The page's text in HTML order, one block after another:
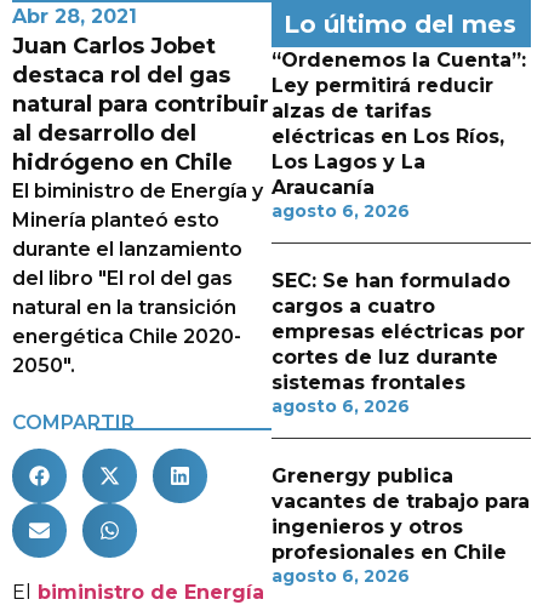
Abr 28, 2021
Juan Carlos Jobet
destaca rol del gas
natural para contribuir
al desarrollo del
hidrógeno en Chile
El biministro de Energía y
Minería planteó esto
durante el lanzamiento
del libro "El rol del gas
natural en la transición
energética Chile 2020-
2050".
COMPARTIR
El
biministro de Energía
Lo último del mes
“Ordenemos la Cuenta”:
Ley permitirá reducir
alzas de tarifas
eléctricas en Los Ríos,
Los Lagos y La
Araucanía
agosto 6, 2026
SEC: Se han formulado
cargos a cuatro
empresas eléctricas por
cortes de luz durante
sistemas frontales
agosto 6, 2026
Grenergy publica
vacantes de trabajo para
ingenieros y otros
profesionales en Chile
agosto 6, 2026